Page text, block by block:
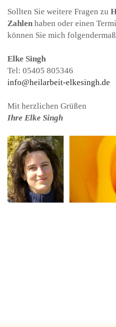
Sollten Sie weitere Fragen zu
Zahlen haben oder einen
können Sie mich
Elke Singh
Tel: 05405 805346
info@heilarbeit-elkesingh.de
Mit herzlichen Grüßen
Ihre Elke Singh